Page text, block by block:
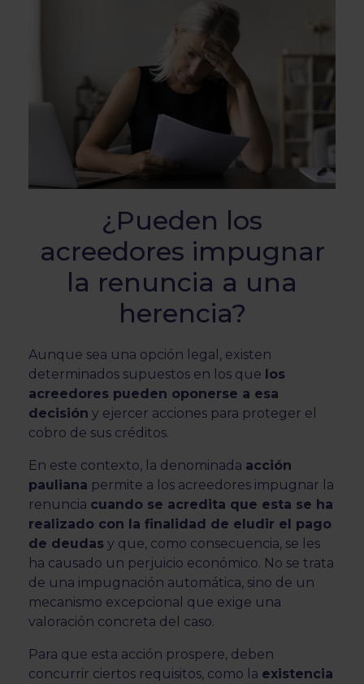
¿Pueden los
acreedores impugnar
la renuncia a una
herencia?
Aunque sea una opción legal, existen
determinados supuestos en los que los
acreedores pueden oponerse a esa
decisión y ejercer acciones para proteger el
cobro de sus créditos.
En este contexto, la denominada acción
pauliana permite a los acreedores impugnar la
renuncia cuando se acredita que esta se ha
realizado con la finalidad de eludir el pago
de deudas y que, como consecuencia, se les
ha causado un perjuicio económico. No se trata
de una impugnación automática, sino de un
mecanismo excepcional que exige una
valoración concreta del caso.
Para que esta acción prospere, deben
concurrir ciertos requisitos, como la existencia